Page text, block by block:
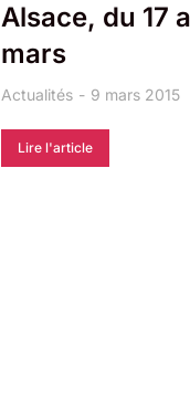
Alsace, du 17
mars
Actualités 9 mars 2015
Lire l'article